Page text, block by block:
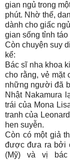
gian ngủ trong
phút. Nhờ thế,
dành cho giấc
gian sống tỉnh
Còn chuyện suy
kể:
Bác sĩ nha khoa
cho rằng, vẻ mặt
những người đã
Nhật Nakamura
trái của Mona
tranh của
hen suyễn.
Còn có một giả
được đưa ra bởi
(Mỹ) và vị